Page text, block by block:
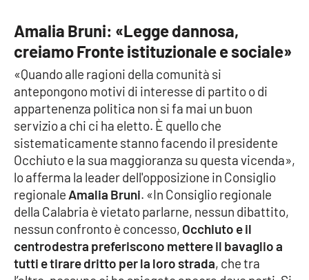
Amalia Bruni: «Legge dannosa,
creiamo Fronte istituzionale e sociale»
«Quando alle ragioni della comunità si
antepongono motivi di interesse di partito o di
appartenenza politica non si fa mai un buon
servizio a chi ci ha eletto. È quello che
sistematicamente stanno facendo il presidente
Occhiuto e la sua maggioranza su questa vicenda»,
lo afferma la leader dell'opposizione in Consiglio
regionale Amalia Bruni. «In Consiglio regionale
della Calabria è vietato parlarne, nessun dibattito,
nessun confronto è concesso, Occhiuto e il
centrodestra preferiscono mettere il bavaglio a
tutti e tirare dritto per la loro strada, che tra